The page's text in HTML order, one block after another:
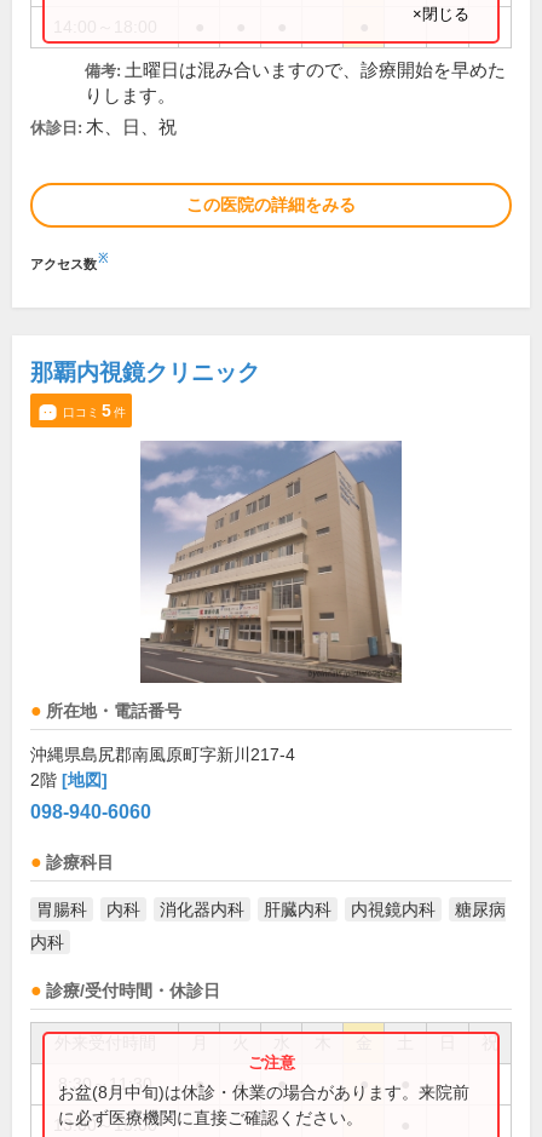
×閉じる
備考: 土曜日は混み合いますので、診療開始を早めた
りします。
休診日: 木、日、祝
この医院の詳細をみる
アクセス数※
那覇内視鏡クリニック
口コミ 5件
所在地・電話番号
沖縄県島尻郡南風原町字新川217-4
2階 [地図]
098-940-6060
診療科目
胃腸科 内科 消化器内科 肝臓内科 内視鏡内科
糖尿病
内科
診療/受付時間・休診日
祝
8:30～11:30 ● ● ● ●
13:00～15:00
お盆(8月中旬)は休診・休業の場合があります。来院前
に必ず医療機関に直接ご確認ください。